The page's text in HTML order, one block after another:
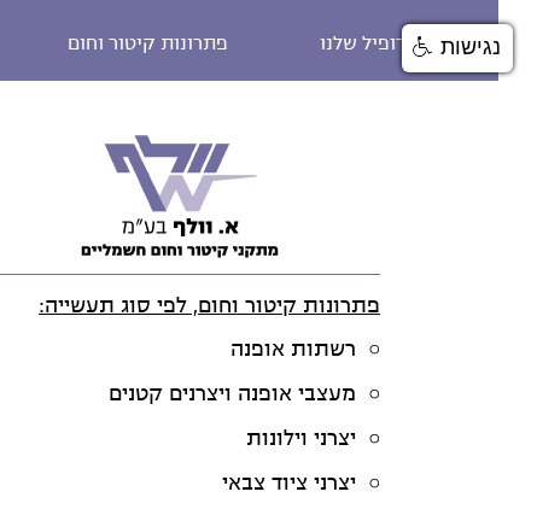
הפרופיל שלנו פתרונות קיטור וחום
פתרונות קיטור וחום, לפי סוג תעשייה:
רשתות אופנה
מעצבי אופנה ויצרנים קטנים
יצרני וילונות
יצרני ציוד צבאי
נגישות